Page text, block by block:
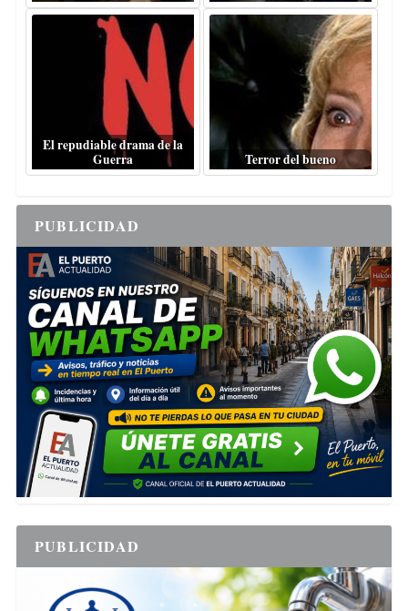
El repudiable drama de la
Guerra
Terror del bueno
PUBLICIDAD
PUBLICIDAD